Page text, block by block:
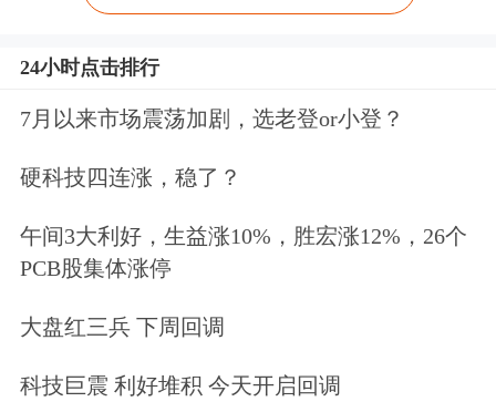
美军“福特”号航母离开中东；特朗普威
胁提高欧盟输美
希尔将迎来巴菲特退休后首次股东大
点；阿联酋退出OPEC：一个时代落
幕，更大分裂开场？特朗普威胁提高欧
盟输美汽车关税至25%；标普500、纳
指连涨五周，英特尔
大牛股，日本干预汇率，规模或达2180
24小时点击排行
7月以来市场震荡加剧，选老登or小登？
硬科技四连涨，稳了？
午间3大利好，生益涨10%，胜宏涨12%，26个
PCB股集体涨停
大盘红三兵 下周回调
科技巨震 利好堆积 今天开启回调